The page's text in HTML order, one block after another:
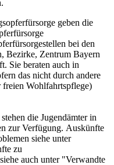
geben die
bei den
Bezirke, Zentrum Bayern
Sie beraten auch in
das nicht durch andere
freien Wohlfahrtspflege)
die Jugendämter in
zur Verfügung. Auskünfte
siehe unter
zu
auch unter "Verwandte